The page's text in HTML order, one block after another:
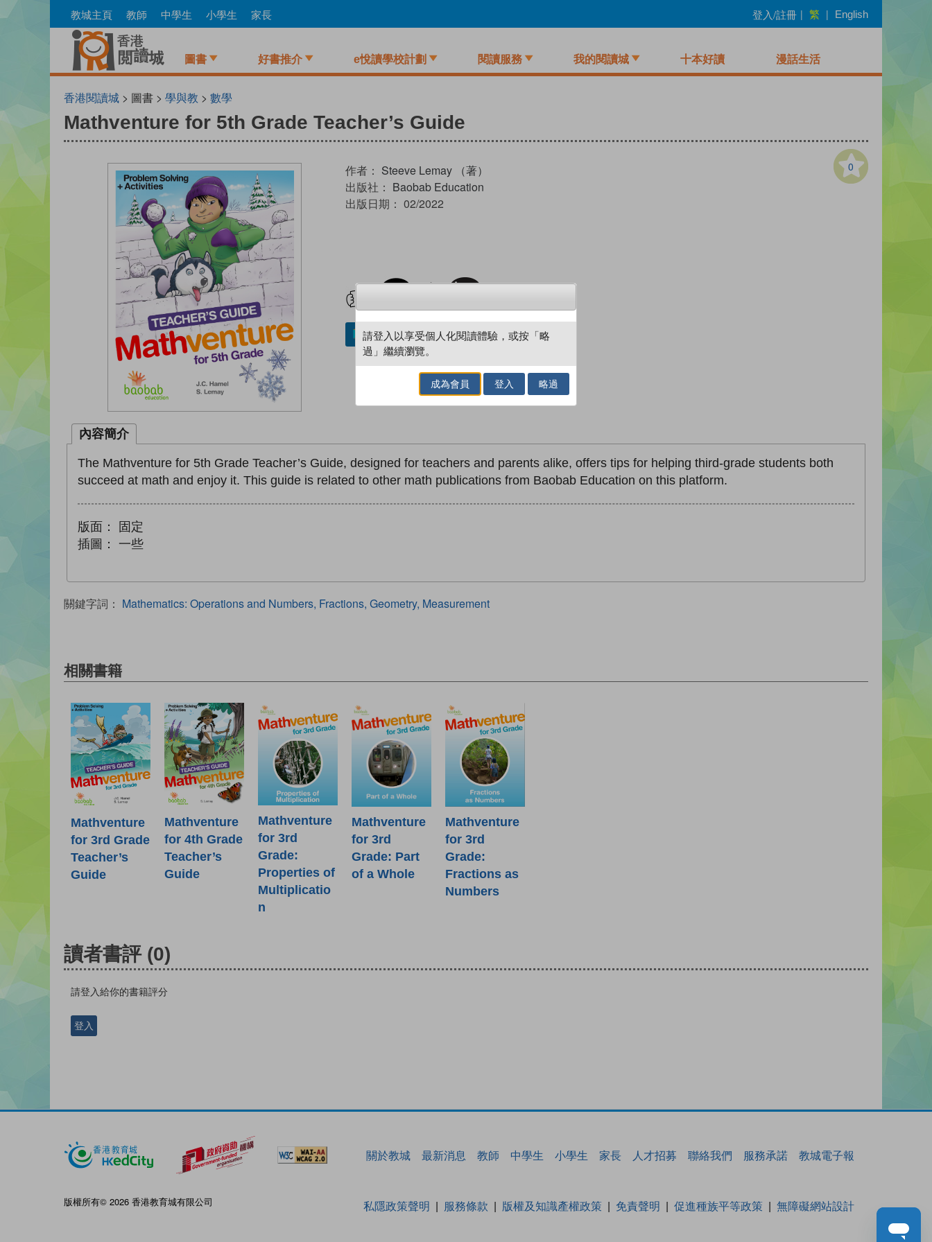
to
教城主頁 教師 中學生 小學生 家長 登入/註冊 | 繁 | English
圖書 好書推介 e悅讀學校計劃 閱讀服務 我的閱讀城 十本好讀 漫話生活
香港閱讀城 > 圖書 > 學與教 > 數學
Mathventure for 5th Grade Teacher’s Guide
0
作者： Steeve Lemay （著）
出版社： Baobab Education
出版日期： 02/2022
試閲 加入閱讀紀錄
加入／閱讀電子書
內容簡介
The Mathventure for 5th Grade Teacher’s Guide, designed for teachers and parents alike, offers tips for helping third-grade students both
succeed at math and enjoy it. This guide is related to other math publications from Baobab Education on this platform.
版面：
固定
插圖：
一些
關鍵字詞： Mathematics: Operations and Numbers, Fractions, Geometry, Measurement
相關書籍
Mathventure
for 3rd Grade
Teacher’s
Guide
Mathventure
for 4th Grade
Teacher’s
Guide
Mathventure
for 3rd
Grade:
Properties of
Multiplicatio
n
Mathventure
for 3rd
Grade: Part
of a Whole
Mathventure
for 3rd
Grade:
Fractions as
Numbers
讀者書評 (0)
請登入給你的書籍評分
登入
關於教城 最新消息 教師 中學生 小學生 家長 人才招募 聯絡我們 服務承諾 教城電子報
版權所有© 2026 香港教育城有限公司 私隱政策聲明 服務條款 版權及知識產權政策 免責聲明 促進種族平等政策 無障礙網站設計
請登入以享受個人化閱讀體驗，或按「略
過」繼續瀏覽。
成為會員 登入 略過